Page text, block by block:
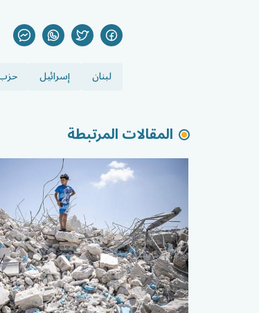
لبنان إسرائيل
المقالات المرتبطة